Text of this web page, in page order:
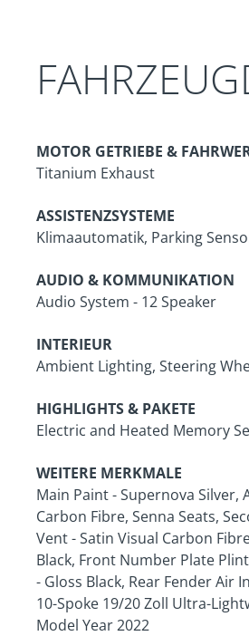
MOTOR GETRIEBE &
Titanium Exhaust
ASSISTENZSYSTEME
Klimaautomatik, Parking
AUDIO & KOMMUNIKATION
Audio System - 12 Speaker
INTERIEUR
Ambient Lighting, Steering
HIGHLIGHTS & PAKETE
Electric and Heated Memory
WEITERE MERKMALE
Main Paint - Supernova Silver,
Carbon Fibre, Senna Seats,
Vent - Satin Visual Carbon
Black, Front Number Plate
- Gloss Black, Rear Fender Air
10-Spoke 19/20 Zoll Ultra-
Model Year 2022